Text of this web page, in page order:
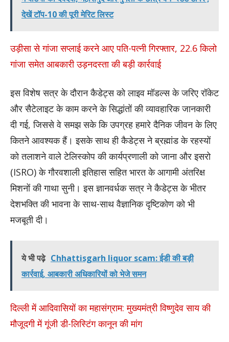
देखें टॉप-10 की पूरी मेरिट लिस्ट
उड़ीसा से गांजा सप्लाई करने आए पति-पत्नी गिरफ्तार, 22.6 किलो
गांजा समेत आबकारी उड़नदस्ता की बड़ी कार्रवाई
​इस विशेष सत्र के दौरान कैडेट्स को लाइव मॉडल्स के जरिए रॉकेट
और सैटेलाइट के काम करने के सिद्धांतों की व्यावहारिक जानकारी
दी गई, जिससे वे समझ सके कि उपग्रह हमारे दैनिक जीवन के लिए
कितने आवश्यक हैं। इसके साथ ही कैडेट्स ने ब्रह्मांड के रहस्यों
को तलाशने वाले टेलिस्कोप की कार्यप्रणाली को जाना और इसरो
(ISRO) के गौरवशाली इतिहास सहित भारत के आगामी अंतरिक्ष
मिशनों की गाथा सुनी। इस ज्ञानवर्धक सत्र ने कैडेट्स के भीतर
देशभक्ति की भावना के साथ-साथ वैज्ञानिक दृष्टिकोण को भी
मजबूती दी।
ये भी पढ़े Chhattisgarh liquor scam: ईडी की बड़ी
कार्रवाई, आबकारी अधिकारियों को भेजे समन
दिल्ली में आदिवासियों का महासंग्राम: मुख्यमंत्री विष्णुदेव साय की
मौजूदगी में गूंजी डी-लिस्टिंग कानून की मांग